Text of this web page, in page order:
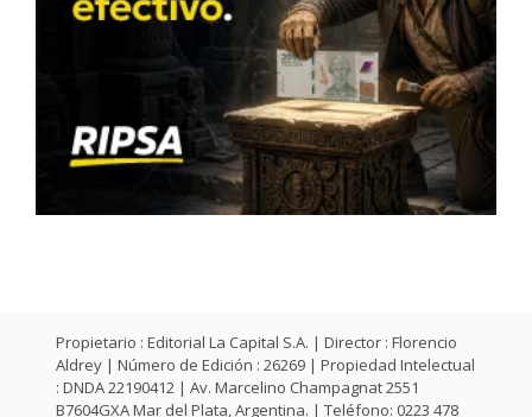
Propietario : Editorial La Capital S.A. | Director : Florencio
Aldrey | Número de Edición : 26269 | Propiedad Intelectual
: DNDA 22190412 | Av. Marcelino Champagnat 2551
B7604GXA Mar del Plata, Argentina. | Teléfono: 0223 478